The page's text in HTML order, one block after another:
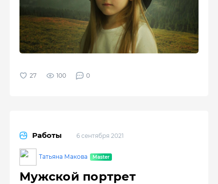
100 0
Работы 6 сентября 2021
Татьяна Макова
Мужской портрет